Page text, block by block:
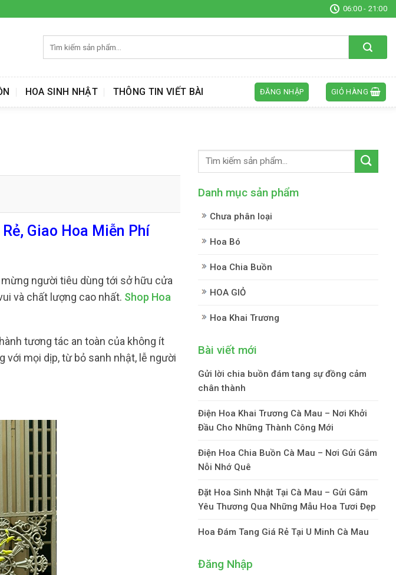
06:00 - 21:00
kiếm:
HOA SINH NHẬT THÔNG TIN VIẾT BÀI ĐĂNG NHẬP GIỎ HÀNG
Giao Hoa Miễn Phí
người tiêu dùng tới sở hữu cửa
và chất lượng cao nhất. Shop Hoa
tương tác an toàn của không ít
với mọi dịp, từ bỏ sanh nhật, lễ người
Danh mục sản phẩm
Chưa phân loại
Hoa Bó
Hoa Chia Buồn
HOA GIỎ
Hoa Khai Trương
Bài viết mới
Gửi lời chia buồn đám tang sự đồng cảm
chân thành
Điện Hoa Khai Trương Cà Mau – Nơi Khởi
Đầu Cho Những Thành Công Mới
Điện Hoa Chia Buồn Cà Mau – Nơi Gửi Gắm
Nỗi Nhớ Quê
Đặt Hoa Sinh Nhật Tại Cà Mau – Gửi Gắm
Yêu Thương Qua Những Mẫu Hoa Tươi Đẹp
Hoa Đám Tang Giá Rẻ Tại U Minh Cà Mau
Đăng Nhập